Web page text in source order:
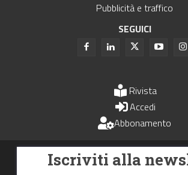
Pubblicità e traffico
SEGUICI
Rivista
Accedi
Abbonamento
Uomini e Trasporti è un periodico associato
Periodica Italiana - USPI
Iscriviti alla